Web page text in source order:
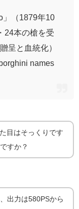
」（1879年10
24本の槍を受
呈と血統化）
names
が変わったのか
目はそっくりです
すか？
出力は580PSから